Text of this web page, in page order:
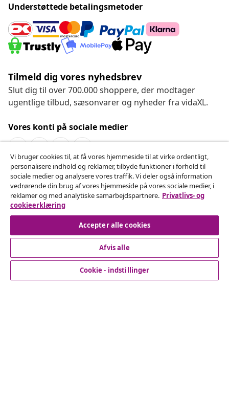
Understøttede betalingsmetoder
Tilmeld dig vores nyhedsbrev
Slut dig til over 700.000 shoppere, der modtager
ugentlige tilbud, sæsonvarer og nyheder fra vidaXL.
Vores konti på sociale medier
Fortryd køb
Indsend en anmodning om at fortryde din ordre.
Fortryd køb
Kundeservice
Vi bruger cookies til, at få vores hjemmeside til at virke ordentligt,
personalisere indhold og reklamer, tilbyde funktioner i forhold til
sociale medier og analysere vores traffik. Vi deler også information
vedrørende din brug af vores hjemmeside på vores sociale medier, i
reklamer og med analytiske samarbejdspartnere. Privatlivs- og
cookieerklæring
Accepter alle cookies
Afvis alle
Cookie - indstillinger